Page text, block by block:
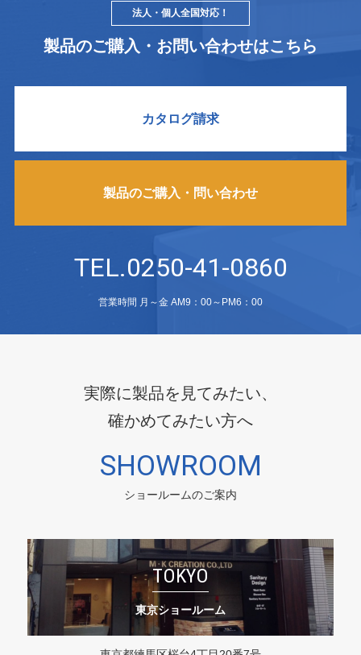
法人・個人全国対応！
製品のご購入・お問い合わせはこちら
カタログ請求
製品のご購入・問い合わせ
TEL.0250-41-0860
営業時間 月～金 AM9：00～PM6：00
実際に製品を見てみたい、
確かめてみたい方へ
SHOWROOM
ショールームのご案内
TOKYO
東京ショールーム